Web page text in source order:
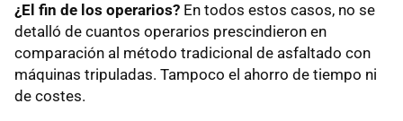
¿El fin de los operarios? En todos estos casos, no se
detalló de cuantos operarios prescindieron en
comparación al método tradicional de asfaltado con
máquinas tripuladas. Tampoco el ahorro de tiempo ni
de costes.